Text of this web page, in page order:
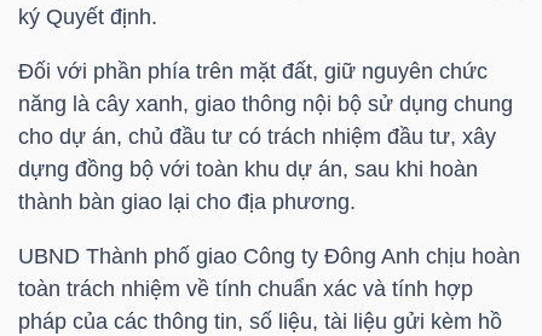
ký Quyết định.
Đối với phần phía trên mặt đất, giữ nguyên chức
năng là cây xanh, giao thông nội bộ sử dụng chung
cho dự án, chủ đầu tư có trách nhiệm đầu tư, xây
dựng đồng bộ với toàn khu dự án, sau khi hoàn
thành bàn giao lại cho địa phương.
UBND Thành phố giao Công ty Đông Anh chịu hoàn
toàn trách nhiệm về tính chuẩn xác và tính hợp
pháp của các thông tin, số liệu, tài liệu gửi kèm hồ
PHÂN
TÍCH
VIETSTOCKFINANCE
VĨ
MÔ